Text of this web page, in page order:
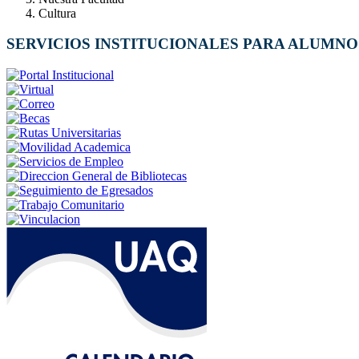
Cultura
SERVICIOS INSTITUCIONALES PARA